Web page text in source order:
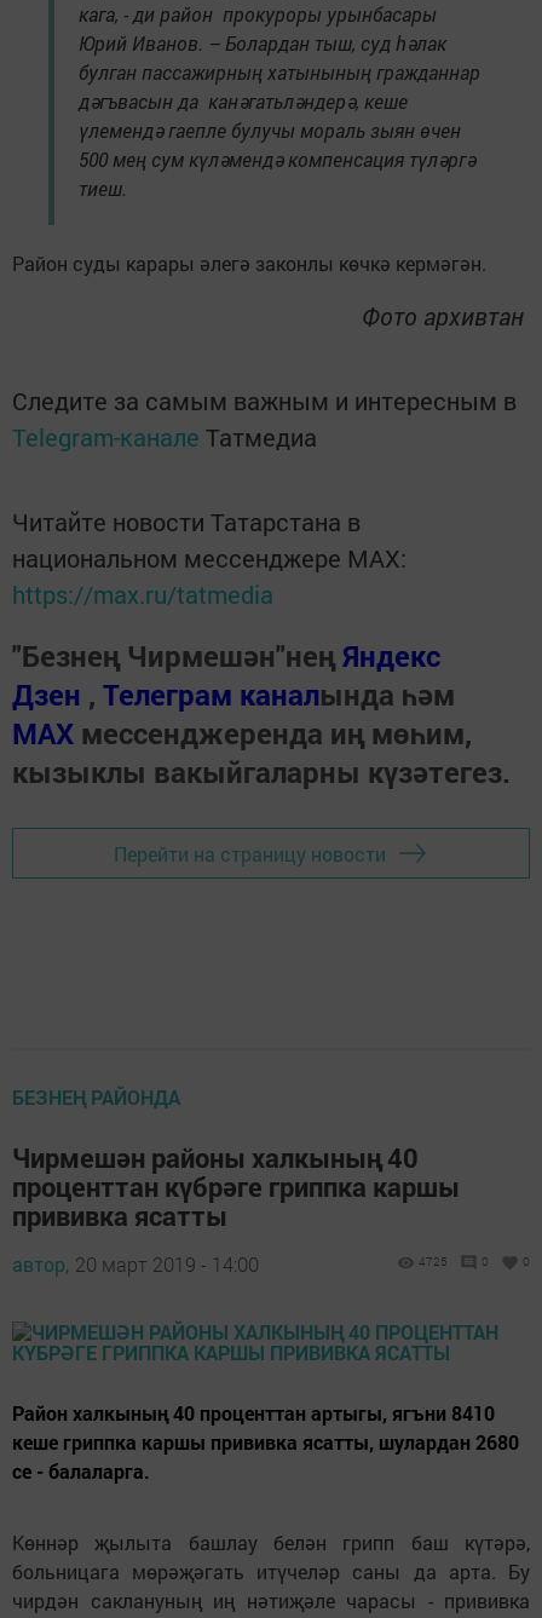
кага, - ди район прокуроры урынбасары
Юрий Иванов. – Болардан тыш, суд һәлак
булган пассажирның хатынының гражданнар
дәгъвасын да канәгатьләндерә, кеше
үлемендә гаепле булучы мораль зыян өчен
500 мең сум күләмендә компенсация түләргә
тиеш.
Район суды карары әлегә законлы көчкә кермәгән.
Фото архивтан
Следите за самым важным и интересным в
Telegram-канале Татмедиа
Читайте новости Татарстана в
национальном мессенджере MАХ:
https://max.ru/tatmedia
"Безнең Чирмешән"неңЯндекс
Дзен , Телеграм каналында һәм
МАХ мессенджеренда иң мөһим,
кызыклы вакыйгаларны күзәтегез.
Перейти на страницу новости
БЕЗНЕҢ РАЙОНДА
Чирмешән районы халкының 40
проценттан күбрәге гриппка каршы
прививка ясатты
автор, 20 март 2019 - 14:00 4725 0 0
Район халкының 40 проценттан артыгы, ягъни 8410
кеше гриппка каршы прививка ясатты, шулардан 2680
се - балаларга.
Көннәр җылыта башлау белән грипп баш күтәрә,
больницага мөрәҗәгать итүчеләр саны да арта. Бу
чирдән саклануның иң нәтиҗәле чарасы - прививка